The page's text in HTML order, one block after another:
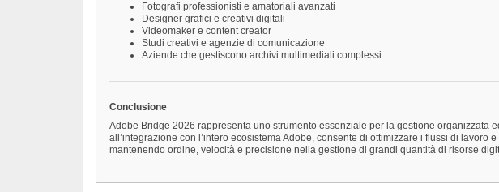
Fotografi professionisti e amatoriali avanzati
Designer grafici e creativi digitali
Videomaker e content creator
Studi creativi e agenzie di comunicazione
Aziende che gestiscono archivi multimediali complessi
Conclusione
Adobe Bridge 2026 rappresenta uno strumento essenziale per la gestione
all’integrazione con l’intero ecosistema Adobe, consente di ottimizzare i flussi di
mantenendo ordine, velocità e precisione nella gestione di grandi quantità di risorse